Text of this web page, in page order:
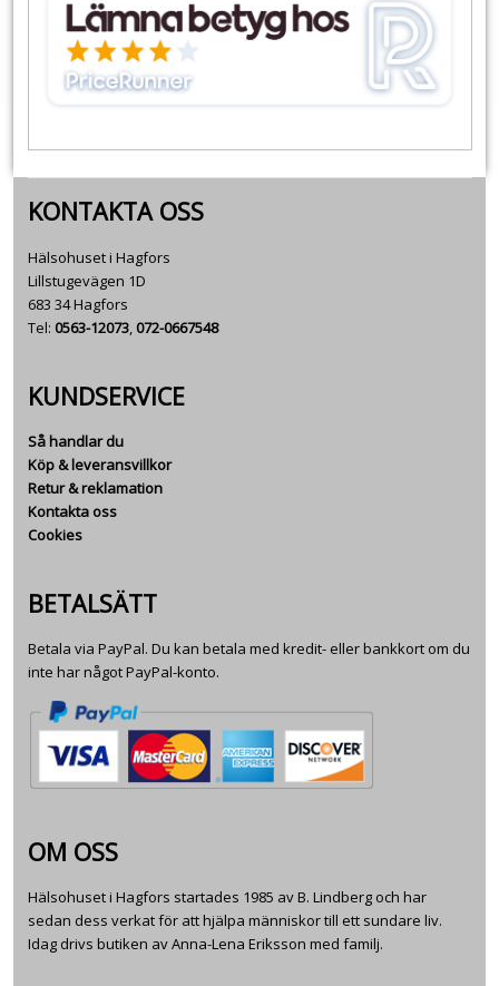
KONTAKTA OSS
Hälsohuset i Hagfors
Lillstugevägen 1D
683 34 Hagfors
Tel: 0563-12073,072-0667548
KUNDSERVICE
Så handlar du
Köp & leveransvillkor
Retur & reklamation
Kontakta oss
Cookies
BETALSÄTT
Betala via PayPal. Du kan betala med kredit- eller bankkort om du
inte har något PayPal-konto.
OM OSS
Hälsohuset i Hagfors startades 1985 av B. Lindberg och har
sedan dess verkat för att hjälpa människor till ett sundare liv.
Idag drivs butiken av Anna-Lena Eriksson med familj.